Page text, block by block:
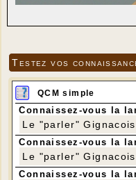
Testez vos
QCM simple
Connaissez-vous la
Le "parler" Gignacois
Connaissez-vous la
Le "parler"
Connaissez-vous la